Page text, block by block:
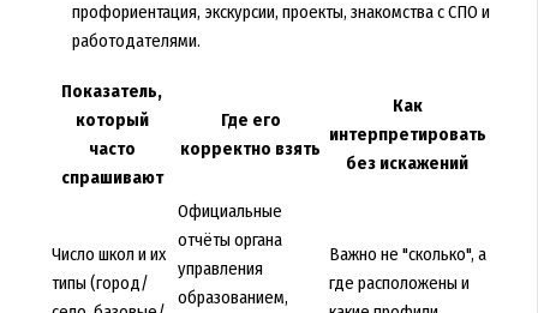
профориентация, экскурсии, проекты, знакомства с СПО и
работодателями.
Показатель,
который
часто
спрашивают
Где его
корректно взять
Как
интерпретировать
без искажений
Число школ и их
типы (город/
Официальные
отчёты органа
управления
образованием,
Важно не "сколько", а
где расположены и